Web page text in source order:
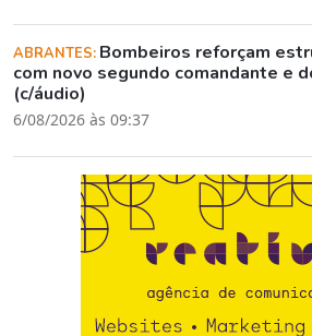
ABRANTES: Bombeiros reforçam
com novo segundo comandante e
(c/áudio)
6/08/2026 às 09:37